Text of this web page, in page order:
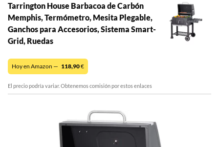
Tarrington House Barbacoa de Carbón
Memphis, Termómetro, Mesita Plegable,
Ganchos para Accesorios, Sistema Smart-
Grid, Ruedas
Hoy en Amazon — 118,90€
El precio podría variar. Obtenemos comisión por estos enlaces